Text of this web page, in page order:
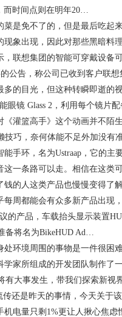
而时间点则在明年20…
免不了的，但是最后吃起
象出现，因此对那些黑暗料
联想集团的智能可穿戴设备
公告，称公司已收到客户联
目光，但这种转瞬即逝的
眼镜 Glass 2，利用每个镜片
灌篮高手》这个动画并不陌
技巧，奈何体能不足外加没有
环，名为Ustraap，它的主
这一条路可以走。相信在这类
人这类产品也慢慢变得了
周都能会有众多新产品出现
产品，车载抬头显示装置
备将名为BikeHUD Ad…
境周围的事物是一件很困
家所组成的开发团队制作了
大事发生，带我们探索新视
传还是昨天的事情，今天关于
量只剩1%更让人揪心焦虑